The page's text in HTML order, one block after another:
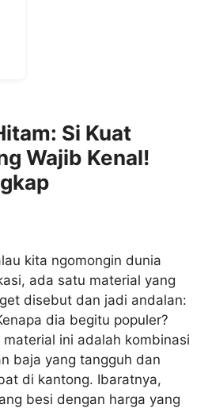
Si Kuat
Wajib Kenal!
kita ngomongin dunia
ada satu material yang
disebut dan jadi andalan:
dia begitu populer?
ini adalah kombinasi
baja yang tangguh dan
di kantong. Ibaratnya,
besi dengan harga yang